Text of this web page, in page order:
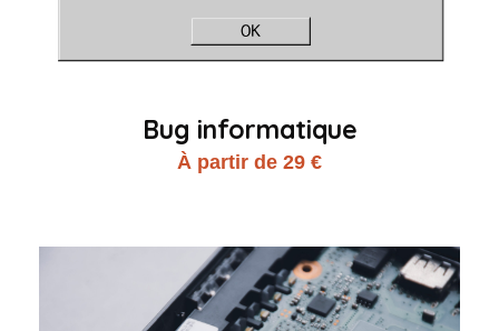
Bug informatique
À partir de 29 €